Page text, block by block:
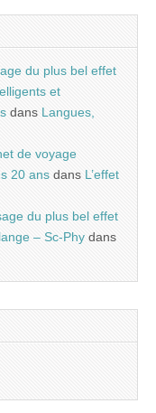
du plus bel effet
et
dans Langues,
de voyage
20 ans dans L’effet
du plus bel effet
– Sc-Phy dans